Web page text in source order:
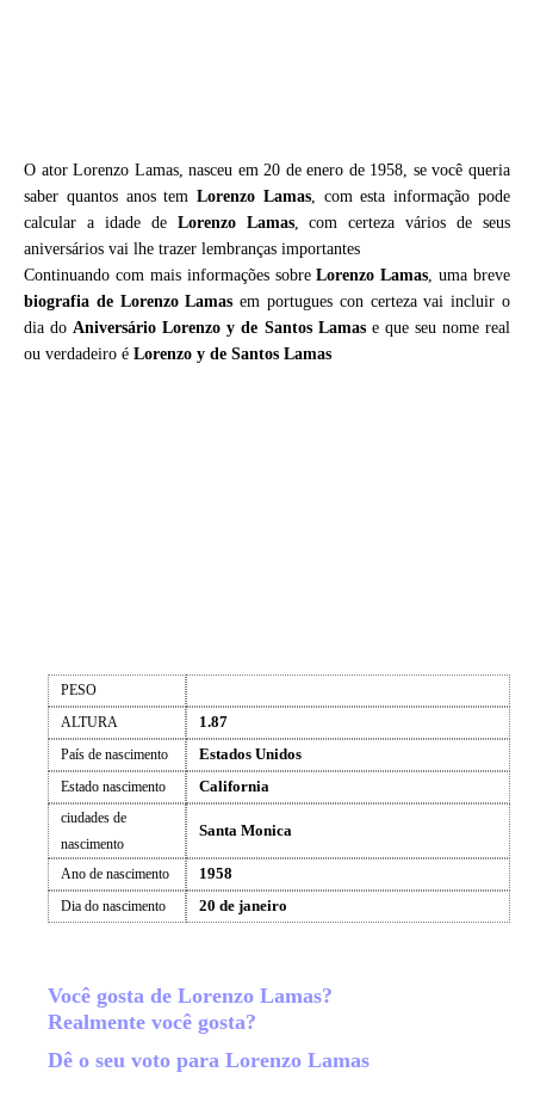
O ator Lorenzo Lamas, nasceu em 20 de enero de 1958, se você queria
saber quantos anos temLorenzo Lamas, com esta informação pode
calcular a idade de Lorenzo Lamas, com certeza vários de seus
aniversários vai lhe trazer lembranças importantes
Continuando com mais informações sobreLorenzo Lamas, uma breve
biografia de Lorenzo Lamas em portugues con certeza vai incluir o
dia doAniversário Lorenzo y de Santos Lamase que seu nome real
ou verdadeiro é Lorenzo y de Santos Lamas
PESO
ALTURA
1.87
País de nascimento Estados Unidos
Estado nascimento California
ciudades de
nascimento
Santa Monica
Ano de nascimento 1958
Dia do nascimento 20 de janeiro
Você gosta de Lorenzo Lamas?
Realmente você gosta?
Dê o seu voto para Lorenzo Lamas